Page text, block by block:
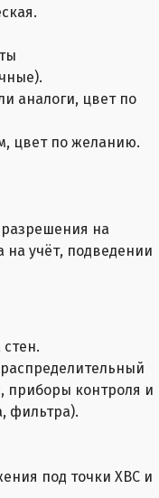
аналоги, цвет по
цвет по желанию.
на
на учёт, подведении
приборы контроля и
фильтра).
под точки ХВС и